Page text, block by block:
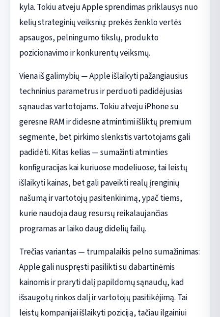
kyla. Tokiu atveju Apple sprendimas priklausys nuo
kelių strateginių veiksnių: prekės ženklo vertės
apsaugos, pelningumo tikslų, produkto
pozicionavimo ir konkurentų veiksmų.
Viena iš galimybių — Apple išlaikyti pažangiausius
techninius parametrus ir perduoti padidėjusias
sąnaudas vartotojams. Tokiu atveju iPhone su
geresne RAM ir didesne atmintimi išliktų premium
segmente, bet pirkimo slenkstis vartotojams gali
padidėti. Kitas kelias — sumažinti atminties
konfiguracijas kai kuriuose modeliuose; tai leistų
išlaikyti kainas, bet gali paveikti realų įrenginių
našumą ir vartotojų pasitenkinimą, ypač tiems,
kurie naudoja daug resursų reikalaujančias
programas ar laiko daug didelių failų.
Trečias variantas — trumpalaikis pelno sumažinimas:
Apple gali nuspręsti pasilikti su dabartinėmis
kainomis ir praryti dalį papildomų sąnaudų, kad
išsaugotų rinkos dalį ir vartotojų pasitikėjimą. Tai
leistų kompanijai išlaikyti poziciją, tačiau ilgainiui